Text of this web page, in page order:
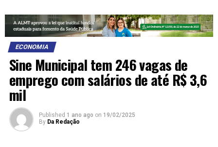
ECONOMIA
Sine Municipal tem 246 vagas de
emprego com salários de até R$ 3,6
mil
Published 1 ano ago on 19/02/2025
By Da Redação